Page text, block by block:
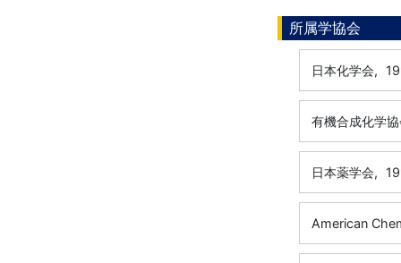
所属学協会
日本化学会,
有機合成化学
日本薬学会,
American